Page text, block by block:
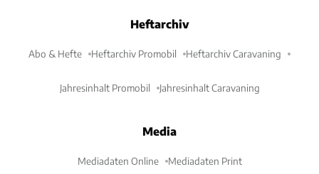
Heftarchiv
Abo & Hefte Heftarchiv Promobil Heftarchiv Caravaning
Jahresinhalt Promobil Jahresinhalt Caravaning
Media
Mediadaten Online Mediadaten Print